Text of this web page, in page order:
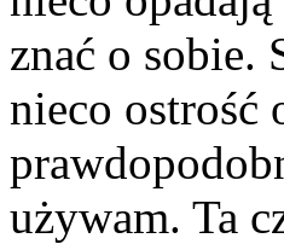
znać o sobie.
nieco ostrość
używam. Ta